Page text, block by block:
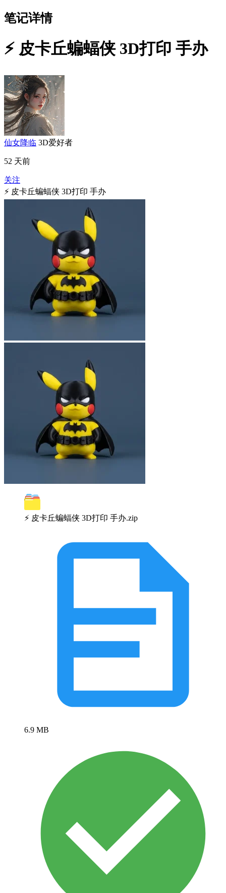
笔记详情
⚡ 皮卡丘蝙蝠侠 3D打印 手办
仙女降临 3D爱好者
52 天前
关注
⚡ 皮卡丘蝙蝠侠 3D打印 手办
⚡ 皮卡丘蝙蝠侠 3D打印 手办.zip
6.9 MB